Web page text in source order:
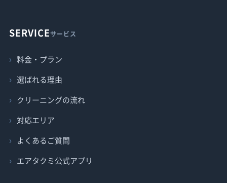
SERVICEサービス
料金・プラン
選ばれる理由
クリーニングの流れ
対応エリア
よくあるご質問
エアタクミ公式アプリ